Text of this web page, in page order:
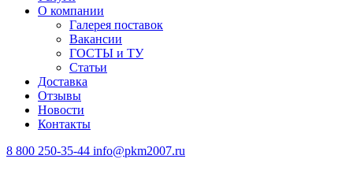
О компании
Галерея поставок
Вакансии
ГОСТЫ и ТУ
Статьи
Доставка
Отзывы
Новости
Контакты
8 800 250-35-44 info@pkm2007.ru